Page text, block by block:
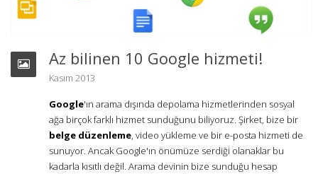
Az bilinen 10 Google hizmeti!
Kasım 2013
Google'ın arama dışında depolama hizmetlerinden sosyal
ağa birçok farklı hizmet sunduğunu biliyoruz. Şirket, bize bir
belge düzenleme, video yükleme ve bir e-posta hizmeti de
sunuyor. Ancak Google'ın önümüze serdiği olanaklar bu
kadarla kısıtlı değil. Arama devinin bize sunduğu hesap